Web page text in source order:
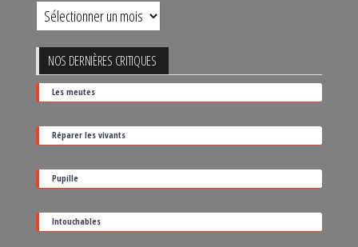
Retrouver
un
film
par
sa
date
de
sortie
NOS DERNIÈRES CRITIQUES
Les meutes
Réparer les vivants
Pupille
Intouchables